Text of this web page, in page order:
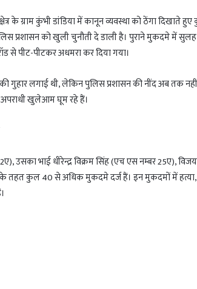
के ग्राम कुंभी डांडिया में कानून व्यवस्था को ठेंगा दिखाते
प्रशासन को खुली चुनौती दे डाली है। पुराने मुकदमे में
से पीट-पीटकर अधमरा कर दिया गया।
गुहार लगाई थी, लेकिन पुलिस प्रशासन की नींद अब तक
खुलेआम घूम रहे हैं।
उसका भाई धीरेन्द्र विक्रम सिंह (एच एस नम्बर 25ए),
के तहत कुल 40 से अधिक मुकदमे दर्ज हैं। इन मुकदमों में